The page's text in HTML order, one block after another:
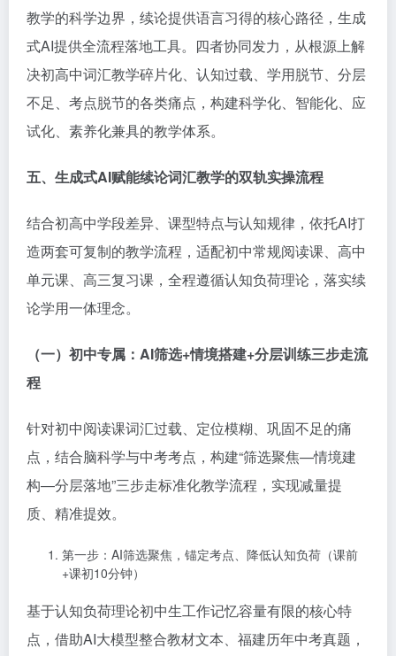
教学的科学边界，续论提供语言习得的核心路径，生成
式AI提供全流程落地工具。四者协同发力，从根源上解
决初高中词汇教学碎片化、认知过载、学用脱节、分层
不足、考点脱节的各类痛点，构建科学化、智能化、应
试化、素养化兼具的教学体系。
五、生成式AI赋能续论词汇教学的双轨实操流程
结合初高中学段差异、课型特点与认知规律，依托AI打
造两套可复制的教学流程，适配初中常规阅读课、高中
单元课、高三复习课，全程遵循认知负荷理论，落实续
论学用一体理念。
（一）初中专属： AI筛选+情境搭建+分层训练三步走流
程
针对初中阅读课词汇过载、定位模糊、巩固不足的痛
点，结合脑科学与中考考点，构建“筛选聚焦—情境建
构—分层落地”三步走标准化教学流程，实现减量提
质、精准提效。
第一步：AI筛选聚焦，锚定考点、降低认知负荷（课前
+课初10分钟）
基于认知负荷理论初中生工作记忆容量有限的核心特
点，借助AI大模型整合教材文本、福建历年中考真题，